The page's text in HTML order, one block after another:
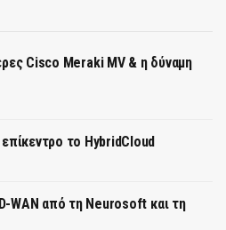
Cisco Meraki MV & η δύναμη
το HybridCloud
WAN από τη Neurosoft και τη